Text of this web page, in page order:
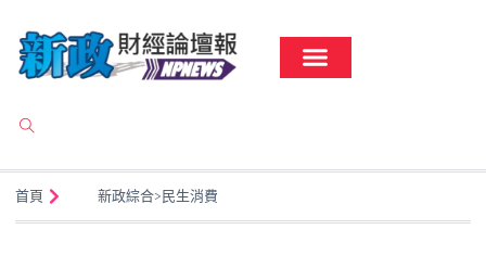
首頁 新政綜合>民生消費